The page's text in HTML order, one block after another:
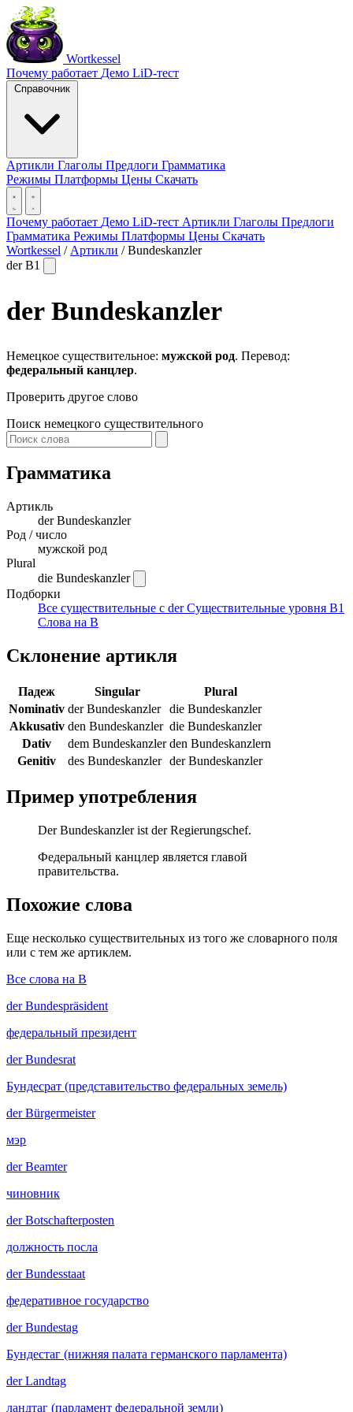
Wortkessel
Почему работает Демо LiD-тест
Справочник
Артикли Глаголы Предлоги Грамматика
Режимы Платформы Цены Скачать
Почему работает Демо LiD-тест Артикли Глаголы Предлоги
Грамматика Режимы Платформы Цены Скачать
Wortkessel / Артикли / Bundeskanzler
derB1
derBundeskanzler
Немецкое существительное: мужской род. Перевод:
федеральный канцлер.
Проверить другое слово
Поиск немецкого существительного
Грамматика
Артикль
derBundeskanzler
Род / число
мужской род
Plural
die Bundeskanzler
Подборки
Все существительные с derСуществительные уровня B1
Слова на B
Склонение артикля
Падеж Singular
Plural
Nominativ der Bundeskanzler
die Bundeskanzler
Akkusativ den Bundeskanzler die Bundeskanzler
Dativ
dem Bundeskanzler den Bundeskanzlern
Genitiv
des Bundeskanzler der Bundeskanzler
Пример употребления
Der Bundeskanzler ist der Regierungschef.
Федеральный канцлер является главой
правительства.
Похожие слова
Еще несколько существительных из того же словарного поля
или с тем же артиклем.
Все слова на B
derBundespräsident
федеральный президент
derBundesrat
Бундесрат (представительство федеральных земель)
derBürgermeister
мэр
derBeamter
чиновник
derBotschafterposten
должность посла
derBundesstaat
федеративное государство
derBundestag
Бундестаг (нижняя палата германского парламента)
derLandtag
ландтаг (парламент федеральной земли)